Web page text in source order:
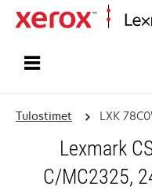
Tulostimet LXK
Lexmark
C/MC2325,